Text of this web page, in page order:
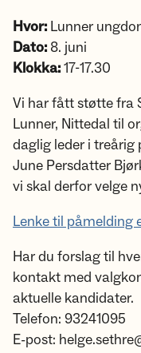
Hvor: Lunner
Dato: 8. juni
Klokka:17-17.30
Vi har fått støtte fra
Lunner, Nittedal til
daglig leder i
June Persdatter
vi skal derfor velge
Lenke til
Har du forslag til
kontakt med
aktuelle kandidater.
Telefon: 93241095
E-post: